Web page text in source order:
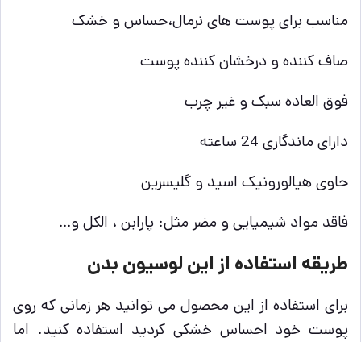
مناسب برای پوست های نرمال،حساس و خشک
صاف کننده و درخشان کننده پوست
فوق العاده سبک و غیر چرب
دارای ماندگاری 24 ساعته
حاوی هیالورونیک اسید و گلیسرین
فاقد مواد شیمیایی و مضر مثل: پارابن ، الکل و…
طریقه استفاده از این لوسیون بدن
برای استفاده از این محصول می توانید هر زمانی که روی
پوست خود احساس خشکی کردید استفاده کنید. اما